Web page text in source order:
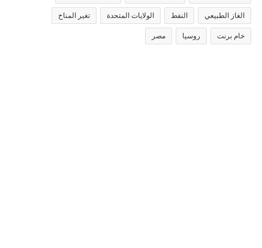
الغاز الطبيعي النفط الولايات المتحدة تغير المناخ
خام برنت روسيا مصر